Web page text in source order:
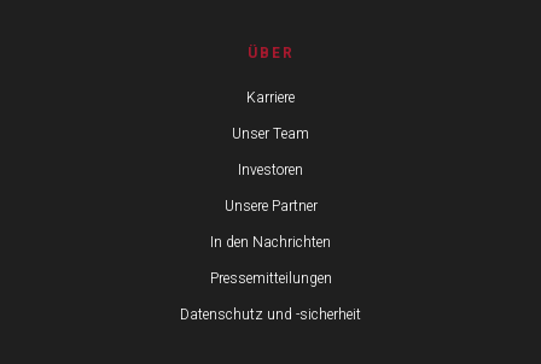
ÜBER
Karriere
Unser Team
Investoren
Unsere Partner
In den Nachrichten
Pressemitteilungen
Datenschutz und -sicherheit